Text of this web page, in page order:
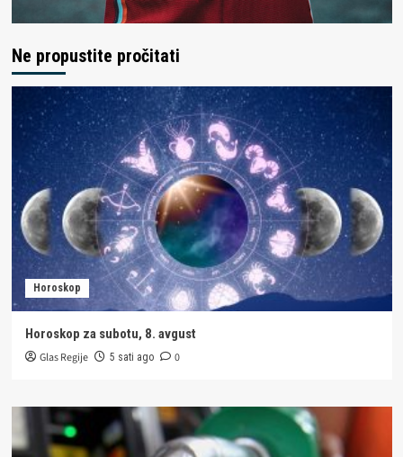
Ne propustite pročitati
Horoskop
Horoskop za subotu, 8. avgust
Glas Regije 5 sati ago 0